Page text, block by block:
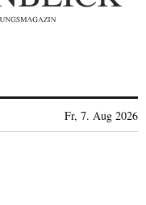
Fr, 7. Aug 2026